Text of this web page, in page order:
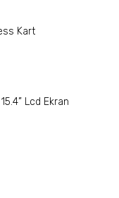
Kart
Lcd Ekran